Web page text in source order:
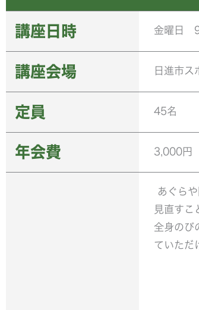
講座日時 金曜日
講座会場 日進市ス
定員 45名
年会費 3,000円
あぐら
見直すこ
全身のび
ていただ